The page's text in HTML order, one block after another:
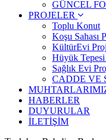
GÜNCEL
PROJELER
Toplu Konut
Koşu Sahası
KültürEvi
Hüyük Tepesi
Sağlık Evi
CADDE VE
HABERLER
DUYURULAR
İLETİŞİM